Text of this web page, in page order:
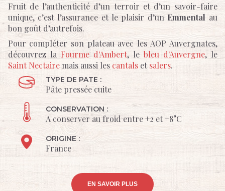
Fruit de l’authenticité d’un terroir et d’un savoir-faire
unique, c’est l’assurance et le plaisir d’unEmmentalau
bon goût d’autrefois.
Pour compléter son plateau avec les AOP Auvergnates,
découvrez la Fourme d'Ambert, le bleu d'Auvergne, le
Saint Nectairemais aussi les cantalsetsalers.
TYPE DE PATE :
Pâte pressée cuite
CONSERVATION :
A conserver au froid entre +2 et +8°C
ORIGINE :
France
EN SAVOIR PLUS